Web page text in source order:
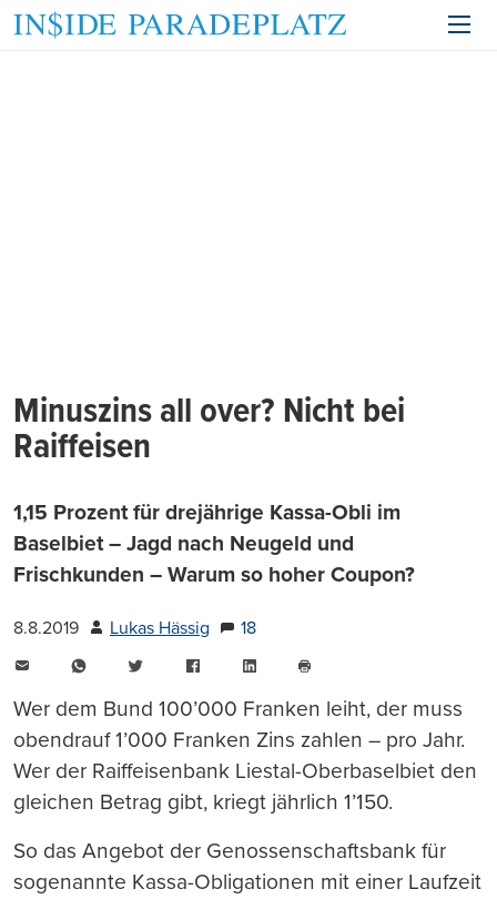
Minuszins all over? Nicht bei
Raiffeisen
1,15 Prozent für drejährige Kassa-Obli im
Baselbiet – Jagd nach Neugeld und
Frischkunden – Warum so hoher Coupon?
8.8.2019 Lukas Hässig
18
WhatsAppTwitter FacebookLinkedIn
drucken
Wer dem Bund 100’000 Franken leiht, der muss
obendrauf 1’000 Franken Zins zahlen – pro Jahr.
Wer der Raiffeisenbank Liestal-Oberbaselbiet den
gleichen Betrag gibt, kriegt jährlich 1’150.
So das Angebot der Genossenschaftsbank für
sogenannte Kassa-Obligationen mit einer Laufzeit